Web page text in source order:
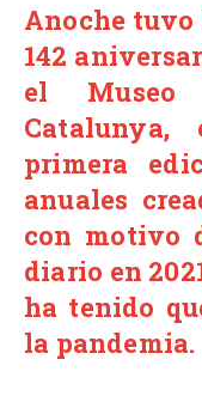
Anoche
142
el Museo
primera
anuales
con motivo
diario en
ha tenido
la pandemia.